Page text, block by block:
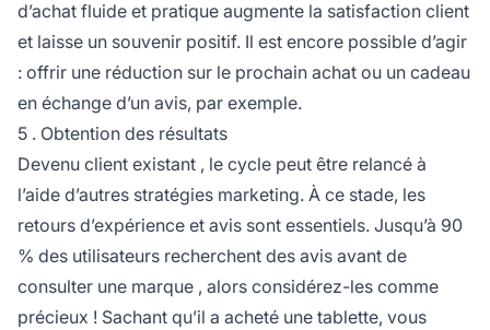
d’achat fluide et pratique augmente la satisfaction client
et laisse un souvenir positif. Il est encore possible d’agir
: offrir une réduction sur le prochain achat ou un cadeau
en échange d’un avis, par exemple.
5 . Obtention des résultats
Devenu client existant , le cycle peut être relancé à
l’aide d’autres stratégies marketing. À ce stade, les
retours d’expérience et avis sont essentiels. Jusqu’à 90
% des utilisateurs recherchent des avis avant de
consulter une marque , alors considérez-les comme
précieux ! Sachant qu’il a acheté une tablette, vous